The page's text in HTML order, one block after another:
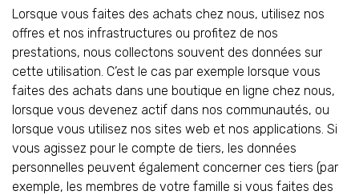
Lorsque vous faites des achats chez nous, utilisez nos
offres et nos infrastructures ou profitez de nos
prestations, nous collectons souvent des données sur
cette utilisation. C’est le cas par exemple lorsque vous
faites des achats dans une boutique en ligne chez nous,
lorsque vous devenez actif dans nos communautés, ou
lorsque vous utilisez nos sites web et nos applications. Si
vous agissez pour le compte de tiers, les données
personnelles peuvent également concerner ces tiers (par
exemple, les membres de votre famille si vous faites des